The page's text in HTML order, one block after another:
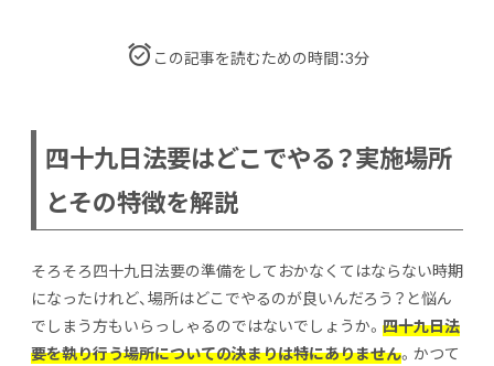
この記事を読むための時間：3分
四十九日法要はどこでやる？実施場所
とその特徴を解説
そろそろ四十九日法要の準備をしておかなくてはならない時期
になったけれど、場所はどこでやるのが良いんだろう？と悩ん
でしまう方もいらっしゃるのではないでしょうか。 四十九日法
要を執り行う場所についての決まりは特にありません。かつて